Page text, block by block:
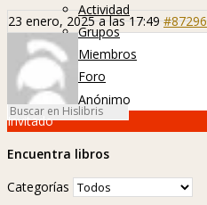
Actividad
Grupos
Miembros
Foro
23 enero, 2025 a las 17:49 #87296
Anónimo
Invitado
Encuentra libros
Categorías